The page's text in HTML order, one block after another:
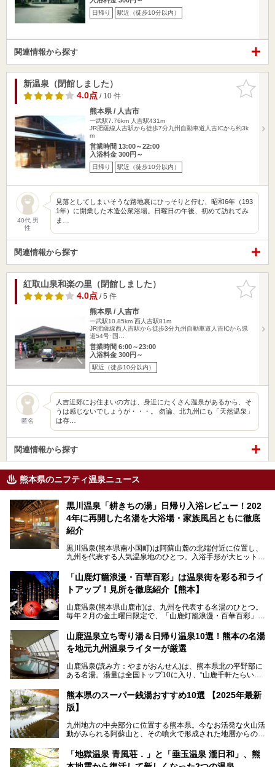
日帰り 駅近（徒歩10分以内）
関連情報から探す
お気に入
りに追加
新温泉（閉館しました）
4.0点/ 10 件
熊本県 / 人吉市
一武駅7.76km 人吉駅431m
JR肥薩線人吉駅から徒歩7分九州自動車道人吉ICから約3k
m
営業時間 13:00～22:00
入浴料金 300円～
日帰り 駅近（徒歩10分以内）
40代 男
性
見落としてしまいそうな路地裏にひっそりと佇む、昭和6年（193
1年）に開業した木造公衆浴場。日曜日の午後、初めて訪れてみ
ま…
関連情報から探す
お気に入
りに追加
紅取山泉和楽の里（閉館しました）
4.0点/ 5 件
熊本県 / 人吉市
一武駅10.85km 西人吉駅81m
JR肥薩線西人吉駅から徒歩3分九州自動車道人吉ICから県
道54号･国…
営業時間 6:00～23:00
入浴料金 300円～
駅近（徒歩10分以内）
匿名
人吉近郊にお住まいの方は、身近にたくさん温泉があるから、そ
うは感じないでしょうが・・・。 勿論、北九州にも「天然温泉」
は存…
関連情報から探す
熊本県のニフティ温泉ニュース
黒川温泉「耕きちの湯」日帰り入浴レビュー！202
4年に再開した名湯を大浴場・家族風呂ともに徹底
紹介
黒川温泉(熊本県南小国町)は阿蘇山麓の北端付近に位置し、
九州を代表する人気温泉地のひとつ。入浴手形が大ヒット
す。
中でも「耕きち(こうきち)の湯」は露天風呂を持たないもの
り一度廃業しましたが、2024年10月に営業再開。数多くの
温泉ファンに注目される名湯です。
今回は再開した耕きちの湯を訪問し、全浴室(男女別大浴
「山鹿灯籠浪漫・百華百彩」は温泉街を彩る和ライ
トアップ！見所を徹底紹介【熊本】
山鹿温泉(熊本県山鹿市)は、九州を代表する名湯のひとつ。
毎年２月の金土曜日限定で、「山鹿灯籠浪漫・百華百彩」
ます。和傘や竹、ろうそくなどを用いて、和情緒たっぷりの
ライトアップが無料で楽しめます。
日、の合計8日間開催。今回は地元九州在住の筆者が、その
見所を徹底紹介。併せて、その他イベントや立ち寄り湯も併
山鹿温泉立ち寄り湯＆日帰り温泉10選！熊本の名湯
を地元九州温泉ライターが厳選
山鹿温泉(読み方：やまがおんせん)は、熊本県北の平野部に
ある名湯。湯量は全国トップ10に入り、“山鹿千軒たらいな
泉質であり、お湯の良さにも定評があります。
今回は地元九州の温泉ライターの私が実際に入浴した中か
設・家族風呂の3パターンに分類し、合計10施設を厳選して
ご紹介。ぜひ、湯めぐりの参考にして下さいね！
熊本県のスーパー銭湯おすすめ10選 【2025年最新
版】
九州地方の中央部分に位置する熊本県。今なお活発な火山活
動がみられる阿蘇山と、その噴火で形成された地層からの湧
す。
そんな熊本県は、県内の至るところから温泉が湧いている温
「地獄温泉 青風荘．」と「垂玉温泉 瀧日和」、熊